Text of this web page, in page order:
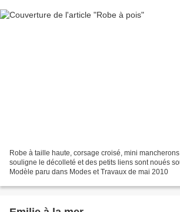
Robe à taille haute, corsage croisé, mini
souligne le décolleté et des petits liens sont noués
Modèle paru dans Modes et Travaux de mai 2010